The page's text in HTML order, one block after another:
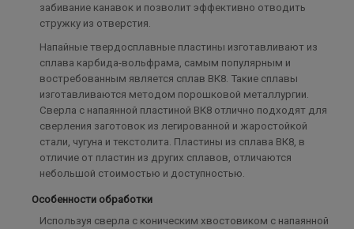
забивание канавок и позволит эффективно отводить
стружку из отверстия.
Напайные твердосплавные пластины изготавливают из
сплава карбида-вольфрама, самым популярным и
востребованным является сплав ВК8. Такие сплавы
изготавливаются методом порошковой металлургии.
Сверла с напаянной пластиной ВК8 отлично подходят для
сверления заготовок из легированной и жаростойкой
стали, чугуна и текстолита. Пластины из сплава ВК8, в
отличие от пластин из других сплавов, отличаются
небольшой стоимостью и доступностью.
Особенности обработки
Используя сверла с коническим хвостовиком с напаянной